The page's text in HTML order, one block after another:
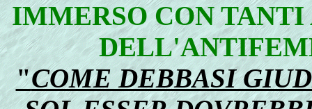
IMMERSO CON
"COME DEBBASI